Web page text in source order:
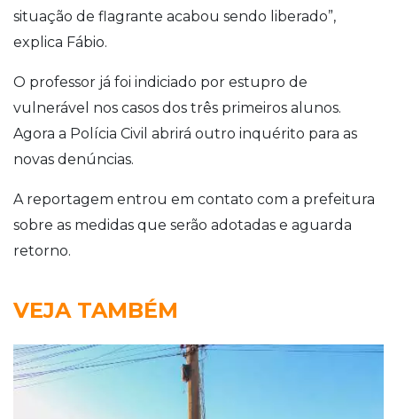
situação de flagrante acabou sendo liberado”,
explica Fábio.
O professor já foi indiciado por estupro de
vulnerável nos casos dos três primeiros alunos.
Agora a Polícia Civil abrirá outro inquérito para as
novas denúncias.
A reportagem entrou em contato com a prefeitura
sobre as medidas que serão adotadas e aguarda
retorno.
VEJA TAMBÉM